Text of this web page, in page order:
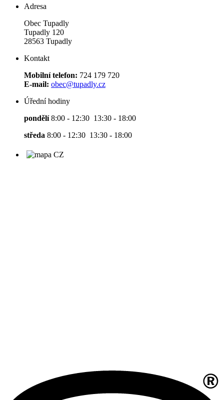
Adresa
Obec Tupadly
Tupadly 120
28563 Tupadly
Kontakt
Mobilní telefon: 724 179 720
E-mail: obec@tupadly.cz
Úřední hodiny
pondělí8:00 - 12:30 13:30 - 18:00
středa 8:00 - 12:30 13:30 - 18:00